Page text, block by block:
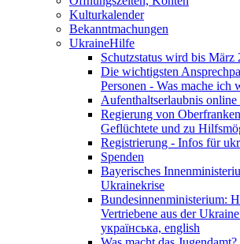
Kulturkalender
Bekanntmachungen
UkraineHilfe
Schutzstatus wird bis März
Die wichtigsten
Personen - Was mache ich
Aufenthaltserlaubnis online
Regierung von
Geflüchtete und zu
Registrierung - Infos für
Spenden
Bayerisches
Ukrainekrise
Bundesinnenministerium:
Vertriebene aus der
українська, english